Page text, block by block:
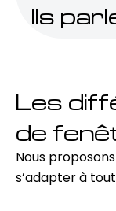
Ils
Les
de
Nous
s’adapter à